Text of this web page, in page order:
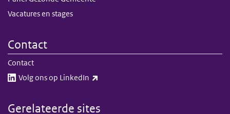
Vacatures en stages
Contact
Contact
Volg ons op LinkedIn​​
Gerelateerde sites